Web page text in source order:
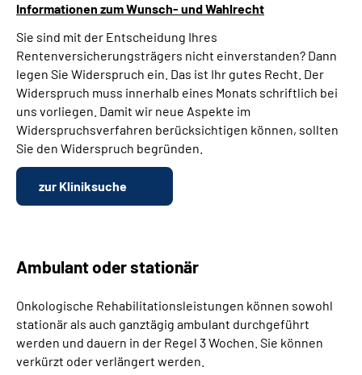
Informationen zum Wunsch- und Wahlrecht
Sie sind mit der Entscheidung Ihres
Rentenversicherungsträgers nicht einverstanden? Dann
legen Sie Widerspruch ein. Das ist Ihr gutes Recht. Der
Widerspruch muss innerhalb eines Monats schriftlich bei
uns vorliegen. Damit wir neue Aspekte im
Widerspruchsverfahren berücksichtigen können, sollten
Sie den Widerspruch begründen.
zur Kliniksuche
Ambulant oder stationär
Onkologische Rehabilitationsleistungen können sowohl
stationär als auch ganztägig ambulant durchgeführt
werden und dauern in der Regel 3 Wochen. Sie können
verkürzt oder verlängert werden.